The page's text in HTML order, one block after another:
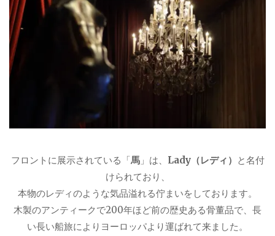
フロントに展示されている「馬」は、 Lady（レディ） と名付
けられており、
本物のレディのような気品溢れる佇まいをしております。
木製のアンティークで200年ほど前の歴史ある骨董品で、長
い長い船旅によりヨーロッパより運ばれて来ました。